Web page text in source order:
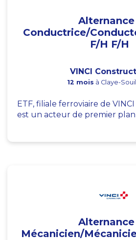
Alternance
Conductrice/
F/H F/H
VINCI
12 mois à Claye-
ETF, filiale ferroviaire de
est un acteur de premier plan
Alternance
Mécanicien/